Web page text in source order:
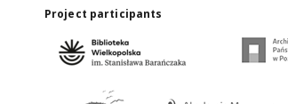
Project participants